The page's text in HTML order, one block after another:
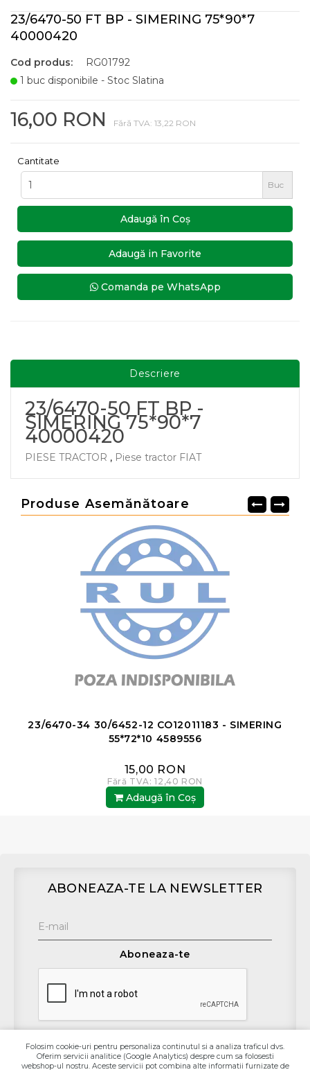
23/6470-50 FT BP - SIMERING 75*90*7
40000420
Cod produs:
RG01792
1 buc disponibile - Stoc Slatina
16,00 RON Fără TVA: 13,22 RON
Cantitate
Buc
Adaugă în Coş
Adaugă in Favorite
Comanda pe WhatsApp
Descriere
23/6470-50 FT BP -
SIMERING 75*90*7
40000420
PIESE TRACTOR , Piese tractor FIAT
Produse Asemănătoare
23/6470-34 30/6452-12 CO12011183 - SIMERING
55*72*10 4589556
15,00 RON
Fără TVA: 12,40 RON
Adaugă în Coş
ABONEAZA-TE LA NEWSLETTER
Aboneaza-te
Folosim cookie-uri pentru personaliza continutul si a analiza traficul dvs.
Oferim servicii analitice (Google Analytics) despre cum sa folosesti
webshop-ul nostru. Aceste servicii pot combina alte informatii furnizate de